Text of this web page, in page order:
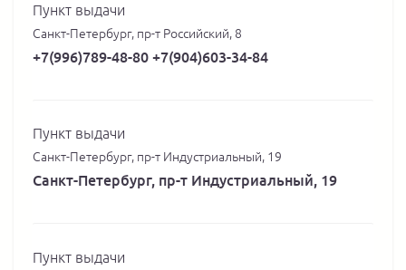
Пункт выдачи
Санкт-Петербург, пр-т Российский, 8
+7(996)789-48-80 +7(904)603-34-84
Пункт выдачи
Санкт-Петербург, пр-т Индустриальный, 19
Санкт-Петербург, пр-т Индустриальный, 19
Пункт выдачи